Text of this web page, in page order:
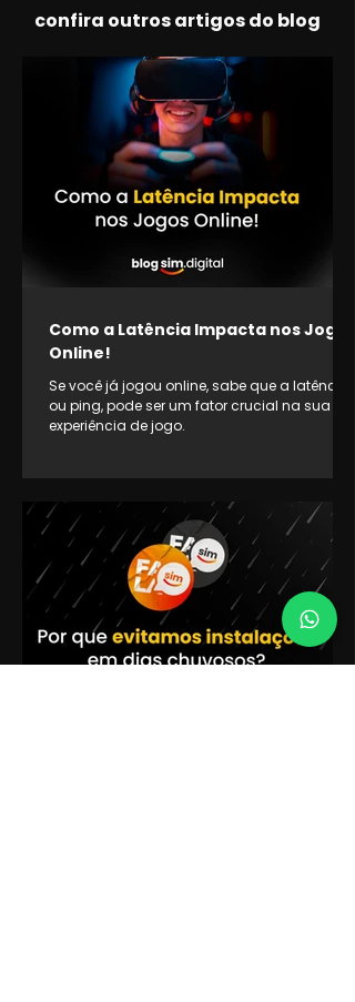
confira outros artigos do blog
Como a Latência Impacta nos Jogos
Online!
Se você já jogou online, sabe que a latência,
ou ping, pode ser um fator crucial na sua
experiência de jogo.